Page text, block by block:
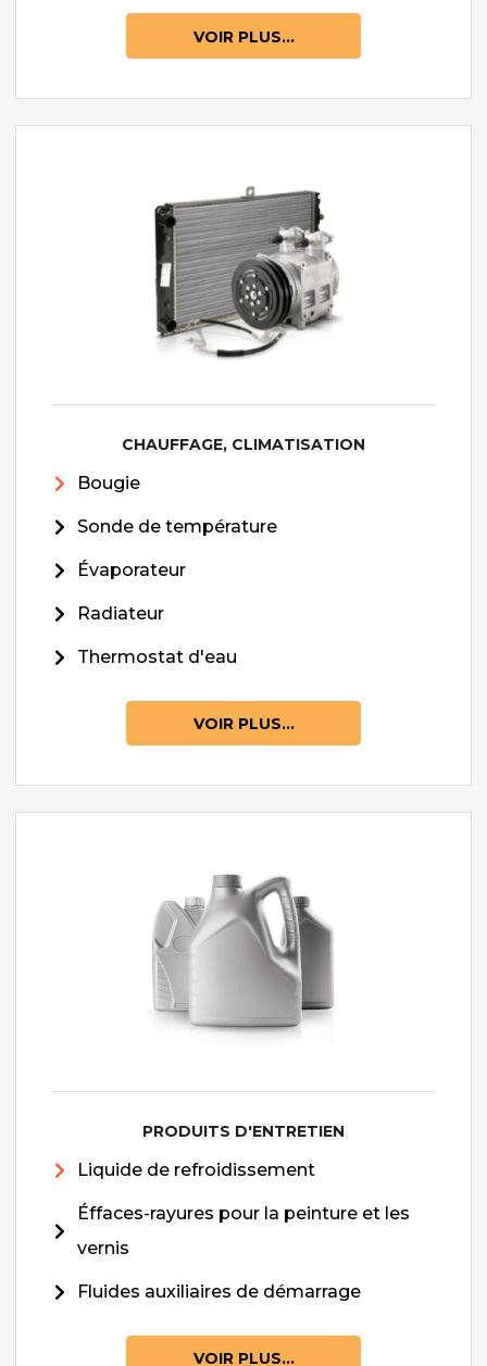
VOIR PLUS...
CHAUFFAGE, CLIMATISATION
Bougie
Sonde de température
Évaporateur
Radiateur
Thermostat d'eau
VOIR PLUS...
PRODUITS D'ENTRETIEN
Liquide de refroidissement
Éffaces-rayures pour la peinture et les
vernis
Fluides auxiliaires de démarrage
VOIR PLUS...